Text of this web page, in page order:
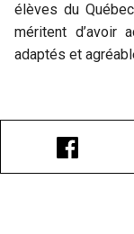
élèves du
méritent d’avoir
adaptés et